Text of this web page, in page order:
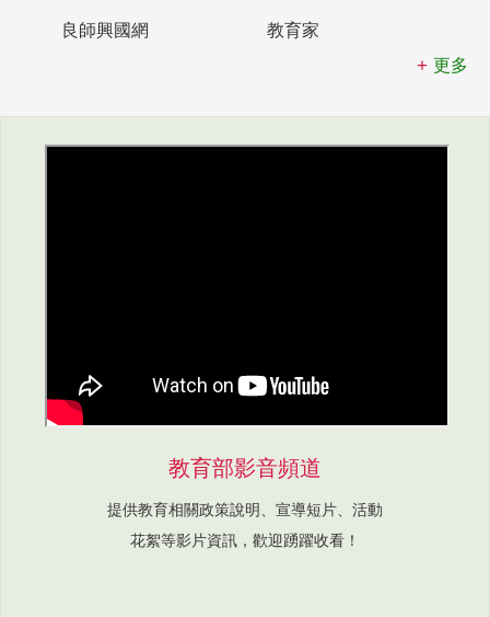
良師興國網
教育家
更多
教育部影音頻道
提供教育相關政策說明、宣導短片、活動
花絮等影片資訊，歡迎踴躍收看！